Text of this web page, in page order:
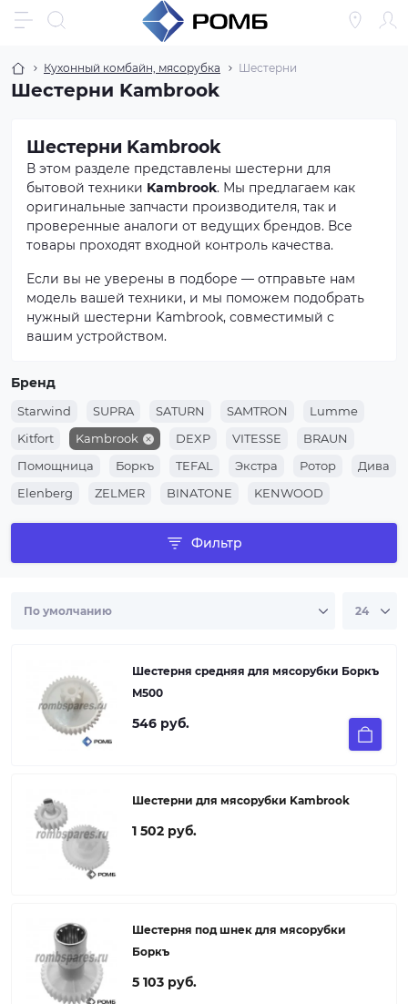
Кухонный комбайн, мясорубка Шестерни
Шестерни Kambrook
Шестерни Kambrook
В этом разделе представлены шестерни для
бытовой техники Kambrook. Мы предлагаем как
оригинальные запчасти производителя, так и
проверенные аналоги от ведущих брендов. Все
товары проходят входной контроль качества.
Если вы не уверены в подборе — отправьте нам
модель вашей техники, и мы поможем подобрать
нужный шестерни Kambrook, совместимый с
вашим устройством.
Бренд
Starwind SUPRA SATURN SAMTRON
Lumme
Kitfort
Kambrook DEXP VITESSE
BRAUN
Помощница
Боркъ TEFAL Экстра Ротор
Дива
Elenberg
ZELMER BINATONE
KENWOOD
Panasonic
PHILIPS SCARLETT Redmond
POLARIS
SIEMENS BOSCH
Фильтр
Шестерня средняя для мясорубки Боркъ
M500
546 руб.
Шестерни для мясорубки Kambrook
1 502 руб.
Шестерня под шнек для мясорубки
Боркъ
5 103 руб.